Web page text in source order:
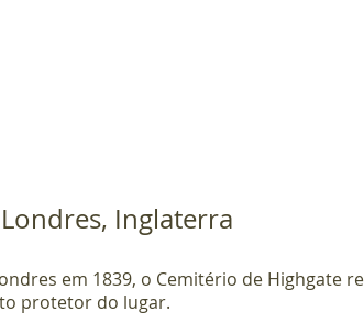
Londres, Inglaterra
em 1839, o Cemitério de Highgate
protetor do lugar.